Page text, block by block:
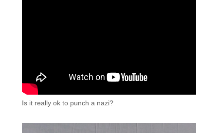
Is it really ok to punch a nazi?